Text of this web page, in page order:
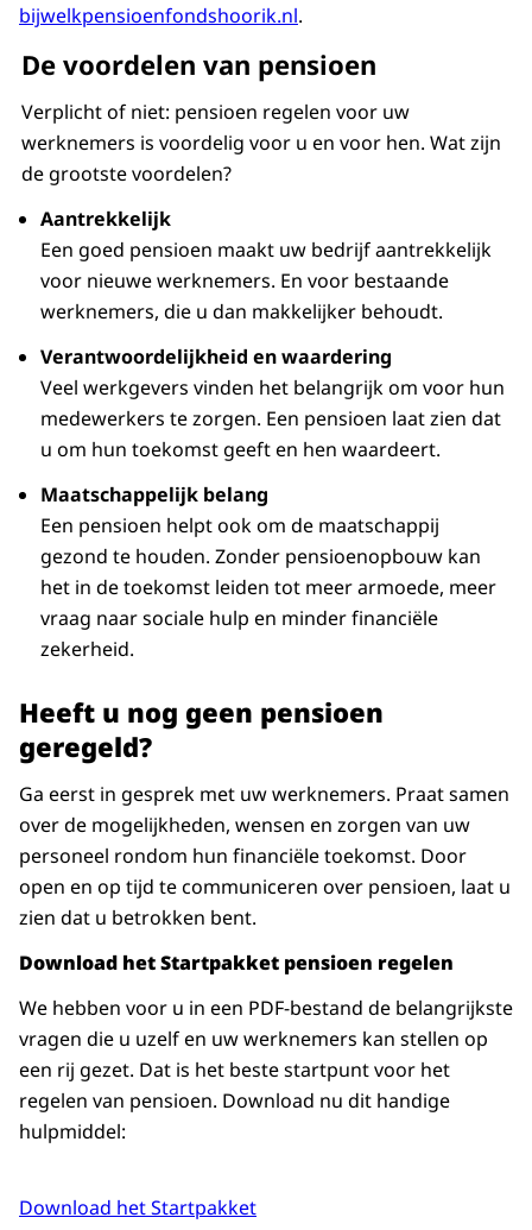
bijwelkpensioenfondshoorik.nl.
De voordelen van pensioen
Verplicht of niet: pensioen regelen voor uw
werknemers is voordelig voor u en voor hen. Wat zijn
de grootste voordelen?
Aantrekkelijk
Een goed pensioen maakt uw bedrijf aantrekkelijk
voor nieuwe werknemers. En voor bestaande
werknemers, die u dan makkelijker behoudt.
Verantwoordelijkheid en waardering
Veel werkgevers vinden het belangrijk om voor hun
medewerkers te zorgen. Een pensioen laat zien dat
u om hun toekomst geeft en hen waardeert.
Maatschappelijk belang
Een pensioen helpt ook om de maatschappij
gezond te houden. Zonder pensioenopbouw kan
het in de toekomst leiden tot meer armoede, meer
vraag naar sociale hulp en minder financiële
zekerheid.
Heeft u nog geen pensioen
geregeld?
Ga eerst in gesprek met uw werknemers. Praat samen
over de mogelijkheden, wensen en zorgen van uw
personeel rondom hun financiële toekomst. Door
open en op tijd te communiceren over pensioen, laat u
zien dat u betrokken bent.
Download het Startpakket pensioen regelen
We hebben voor u in een PDF-bestand de belangrijkste
vragen die u uzelf en uw werknemers kan stellen op
een rij gezet. Dat is het beste startpunt voor het
regelen van pensioen. Download nu dit handige
hulpmiddel:
Download het Startpakket